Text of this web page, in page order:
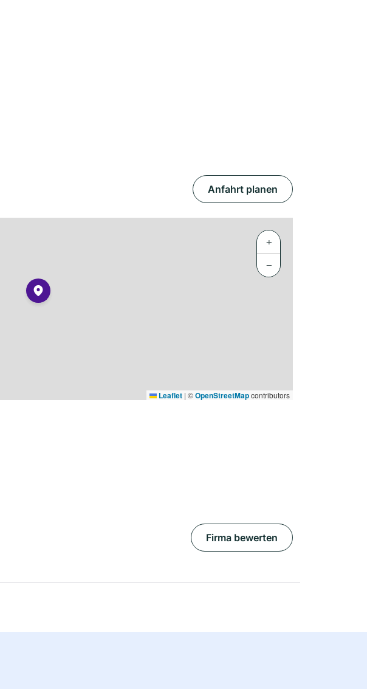
Anfahrt planen
+
−
Leaflet | ©OpenStreetMapcontributors
Firma bewerten